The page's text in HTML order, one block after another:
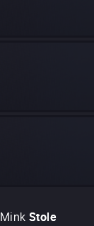
Mink Stole